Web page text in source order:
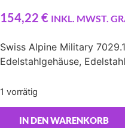
154,22 € INKL. MWST.
Swiss Alpine Military
Edelstahlgehäuse,
1 vorrätig
IN DEN WARENKORB